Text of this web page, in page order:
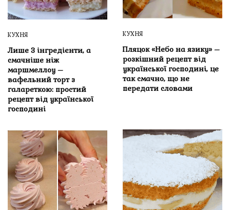
КУХНЯ
Лише 3 інгредієнти, а
смачніше ніж
маршмеллоу –
вафельний торт з
галареткою: простий
рецепт від української
господині
КУХНЯ
Пляцок «Небо на язику» –
розкішний рецепт від
української господині, це
так смачно, що не
передати словами